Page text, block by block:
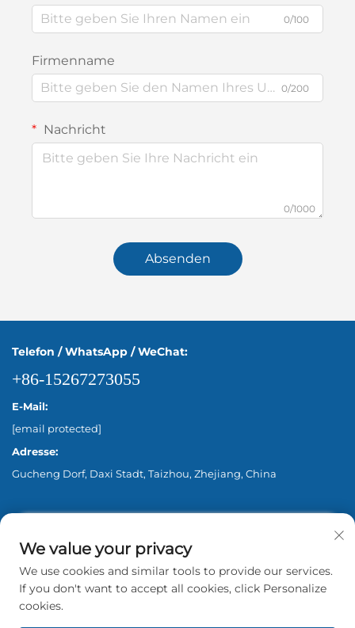
0/100
Firmenname
0/200
Nachricht
0/1000
Absenden
Telefon / WhatsApp / WeChat:
+86-15267273055
E-Mail:
[email protected]
Adresse:
Gucheng Dorf, Daxi Stadt, Taizhou, Zhejiang, China
Urheberrecht © 2026 Zhejiang Aina Pump Co., Ltd.
We value your privacy
We use cookies and similar tools to provide our services.
If you don't want to accept all cookies, click Personalize
cookies.